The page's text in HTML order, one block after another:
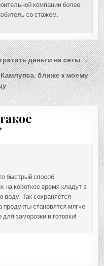
компании более
со стажем.
деньги на сеты →
ближе к моему
быстрый способ
на короткое время кладут в
воду. Так сохраняется
продукты становятся мягче
заморозки и готовки!